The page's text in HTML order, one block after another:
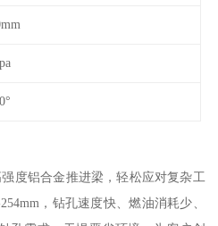
度铝合金推进梁，轻松应对复杂工
，钻孔速度快、燃油消耗少、